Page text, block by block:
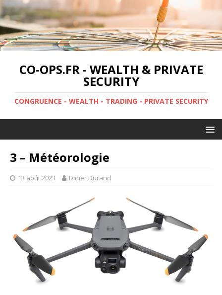
CO-OPS.FR - WEALTH & PRIVATE
SECURITY
CONGRUENCE - WEALTH - TRADING - PRIVATE SECURITY
3 – Météorologie
13 août 2023 Didier Durand